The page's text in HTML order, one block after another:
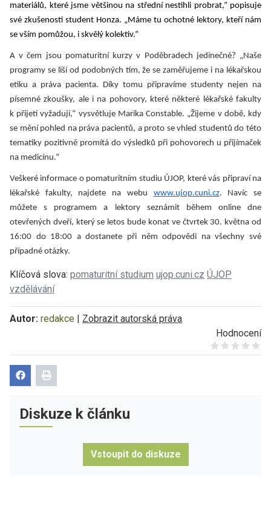
materiálů, které jsme většinou na střední nestihli probrat,” popisuje
své zkušenosti student Honza. „Máme tu ochotné lektory, kteří nám
se vším pomůžou, i skvělý kolektiv.”
A v čem jsou pomaturitní kurzy v Poděbradech jedinečné? „Naše
programy se liší od podobných tím, že se zaměřujeme i na lékařskou
etiku a práva pacienta. Díky tomu připravíme studenty nejen na
písemné zkoušky, ale i na pohovory, které některé lékařské fakulty
k přijetí vyžadují,“ vysvětluje Marika Constable. „Žijeme v době, kdy
se mění pohled na práva pacientů, a proto se vhled studentů do této
tematiky pozitivně promítá do výsledků při pohovorech u přijímaček
na medicínu.“
Veškeré informace o pomaturitním studiu ÚJOP, které vás připraví na
lékařské fakulty, najdete na webu www.ujop.cuni.cz. Navíc se
můžete s programem a lektory seznámit během online dne
otevřených dveří, který se letos bude konat ve čtvrtek 30. května od
16:00 do 18:00 a dostanete při něm odpovědi na všechny své
případné otázky.
Klíčová slova: pomaturitní studium ujop.cuni.cz ÚJOP
vzdělávání
Autor: redakce | Zobrazit autorská práva
Hodnocení
Give it 1/5
Give it 2/5
Give it 3/5
Give it 4/5
Give it 5/5
Diskuze k článku
Vstoupit do diskuze